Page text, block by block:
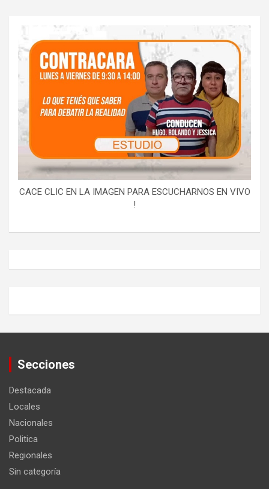
CACE CLIC EN LA IMAGEN PARA ESCUCHARNOS EN VIVO
!
Secciones
Destacada
Locales
Nacionales
Politica
Regionales
Sin categoría